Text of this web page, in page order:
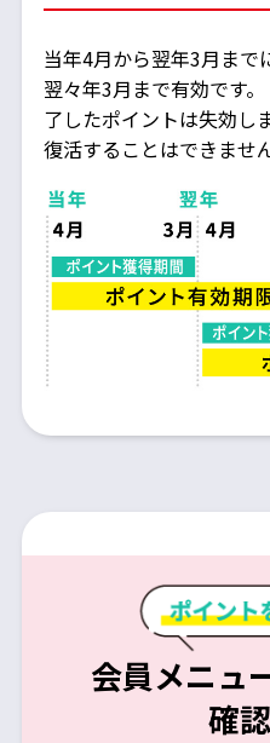
当年4月から翌年3月まで
翌々年3月まで有効です
了したポイントは失効し
復活することはできません
会員メニュ
確